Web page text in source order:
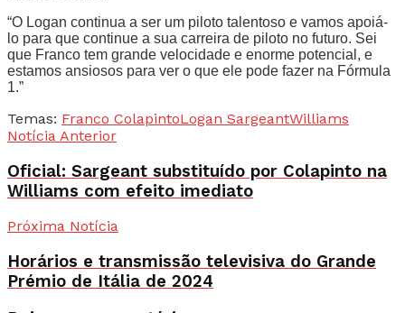
“O Logan continua a ser um piloto talentoso e vamos apoiá-
lo para que continue a sua carreira de piloto no futuro. Sei
que Franco tem grande velocidade e enorme potencial, e
estamos ansiosos para ver o que ele pode fazer na Fórmula
1.”
Temas: Franco ColapintoLogan SargeantWilliams
Notícia Anterior
Oficial: Sargeant substituído por Colapinto na
Williams com efeito imediato
Próxima Notícia
Horários e transmissão televisiva do Grande
Prémio de Itália de 2024